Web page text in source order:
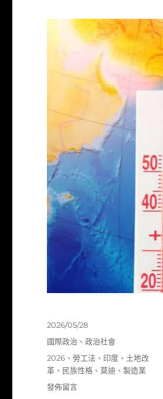
發
佈
期:
2026/05/28
分
國際政治 、政治社會
標
籤
2026 、 勞工法 、 印度 、 土地改
革 、 民族性格 、莫迪 、製造業
在
發佈留言